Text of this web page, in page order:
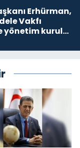
Erhürman,
Vakfı
yönetim kurulu